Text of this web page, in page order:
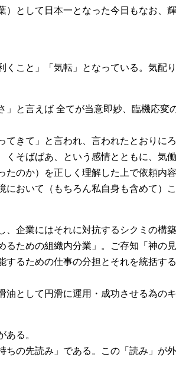
として日本一となった今日もなお、
こと」「気転」となっている。気配
と言えば 全てが当意即妙、臨機応変
きて」と言われ、言われたとおりに
そばばあ、という感情とともに、気
のか）を正しく理解した上で依頼内
おいて（もちろん私自身も含めて）
企業にはそれに対抗するシクミの構
ための組織内分業」。ご存知「神の
るための仕事の分担とそれを統括す
として円滑に運用・成功させる為の
る。
の先読み」である。この「読み」が